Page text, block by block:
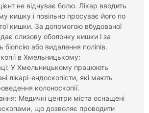
не відчуває болю. Лікар вводить
кишку і повільно просуває його по
кишки. За допомогою вбудованої
слизову оболонку кишки і за
біопсію або видалення поліпів.
в Хмельницькому:
У Хмельницькому працюють
лікарі-ендоскопісти, які мають
колоноскопії.
Медичні центри міста оснащені
що дозволяє проводити